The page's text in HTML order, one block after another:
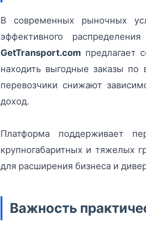
В современных рыночных
эффективного
GetTransport.com предлагает
находить выгодные заказы по
перевозчики снижают
доход.
Платформа поддерживает
крупногабаритных и тяжелых
для расширения бизнеса и
Важность